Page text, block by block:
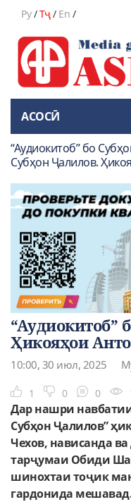
Ру/Тҷ/ En /
АСОСӢ
“Аудиокитоб” бо
Субҳон Ҷалилов.
“Аудиокитоб”
Ҳикояҳои
10:00, 30 июл, 2025
1 0 0
Дар нашри
Субҳон Ҷалилов”
Чехов, нависанда
тарҷумаи Обиди
шинохтаи тоҷик
гардонида